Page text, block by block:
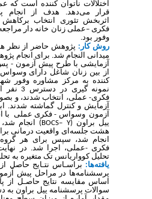
اختلالات ناتوان کننده است که
قرار می‌دهد. هدف از
اثربخش تئوری انتخاب
فکری –عملی زنان خانه دار
وفور بود.
روش کار: پژوهش حاضر از نظر
میدانی النجام شد. برای انجام
آزمایشی با طرح پیش آزمون -
از بین زنان شاغل دارای
کننده به مرکز مشاوره وفور
نمونه
فکری- عملی، انتخاب شدند، و
آزمایش و کنترل گماشته شدند.
آزمون وسواس - فکری عملی با
ییل براون (BOCS– Y ) انجام
هشت جلسه‌ای واقعیت درمانی
انجام شد، سپس برای هر
فکری -عملی، اجرا شد. در
تحلیل کوواریانس تک متغیره به
یافته‌ها: براسـاس نتـایج حاصل
پرسشنامهها در مراحل پیش
اساس مقایسه نتایج حاصـل از
سوالات پرسشنامه ییل براون